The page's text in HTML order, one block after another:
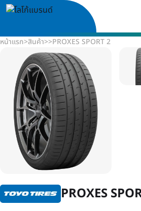
หน้าแรก>สินค้า>>PROXES SPORT 2
PROXES